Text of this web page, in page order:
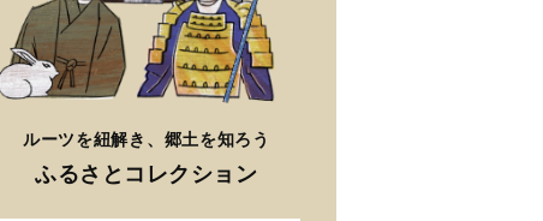
ルーツを紐解き、郷土を知ろう
ふるさとコレクション